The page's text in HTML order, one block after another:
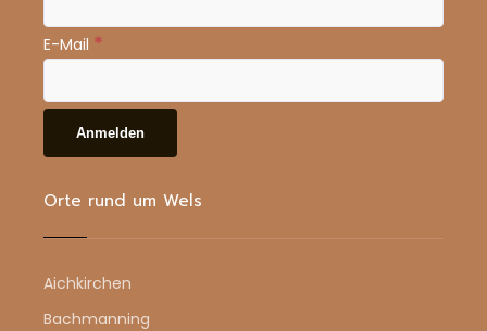
E-Mail *
Orte rund um Wels
Aichkirchen
Bachmanning